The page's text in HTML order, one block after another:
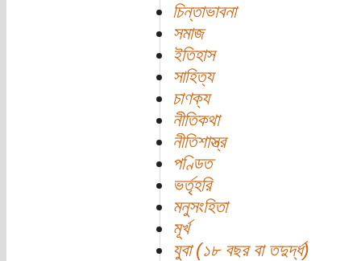
চিন্তাভাবনা
সমাজ
ইতিহাস
সাহিত্য
চাণক্য
নীতিকথা
নীতিশাস্ত্র
পণ্ডিত
ভর্তৃহরি
মনুসংহিতা
মূর্খ
যুবা (১৮ বছর বা তদুর্দ্ধ)